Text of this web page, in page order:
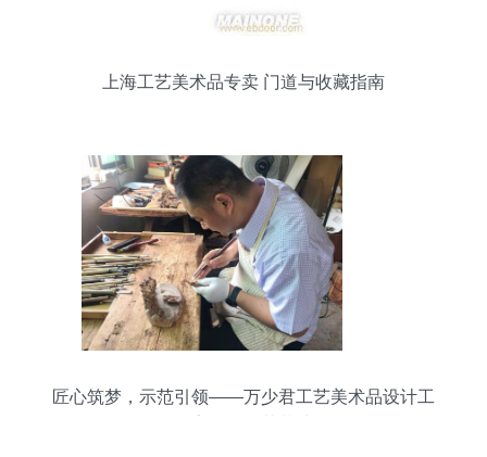
上海工艺美术品专卖 门道与收藏指南
匠心筑梦，示范引领——万少君工艺美术品设计工